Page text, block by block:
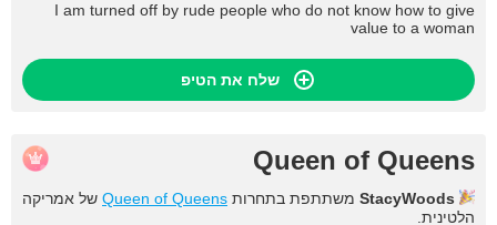
I am turned off by rude people who do not know how to give
value to a woman
שלח את הטיפ
Queen of Queens
StacyWoods משתתפת בתחרות Queen of Queens של אמריקה
הלטינית.